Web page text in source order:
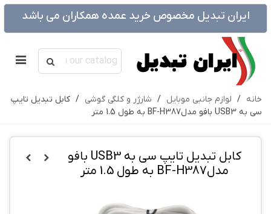
ایران تبدیل مخصوص خرید عمده همکاران می باشد
خانه / لوازم جانبی موبایل / شارژر و کلگی گوشی / کابل تبدیل تایپ
سی به USB3 بافو مدلBF-H387 به طول 1.5 متر
کابل تبدیل تایپ سی به USB3 بافو
مدلBF-H387 به طول 1.5 متر